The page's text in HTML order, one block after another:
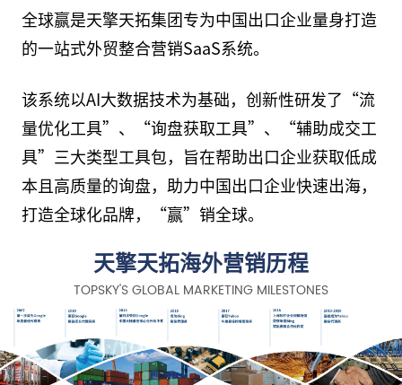
全球赢是天擎天拓集团专为中国出口企业量身打造
的一站式外贸整合营销SaaS系统。
该系统以AI大数据技术为基础，创新性研发了“流
量优化工具”、“询盘获取工具”、“辅助成交工
具”三大类型工具包，
旨在帮助出口企业获取低成
本且高质量的询盘，助力中国出口企业快速出海，
打造全球化品牌，“赢”销全球。
天擎天拓海外营销历程
TOPSKY'S GLOBAL MARKETING MILESTONES